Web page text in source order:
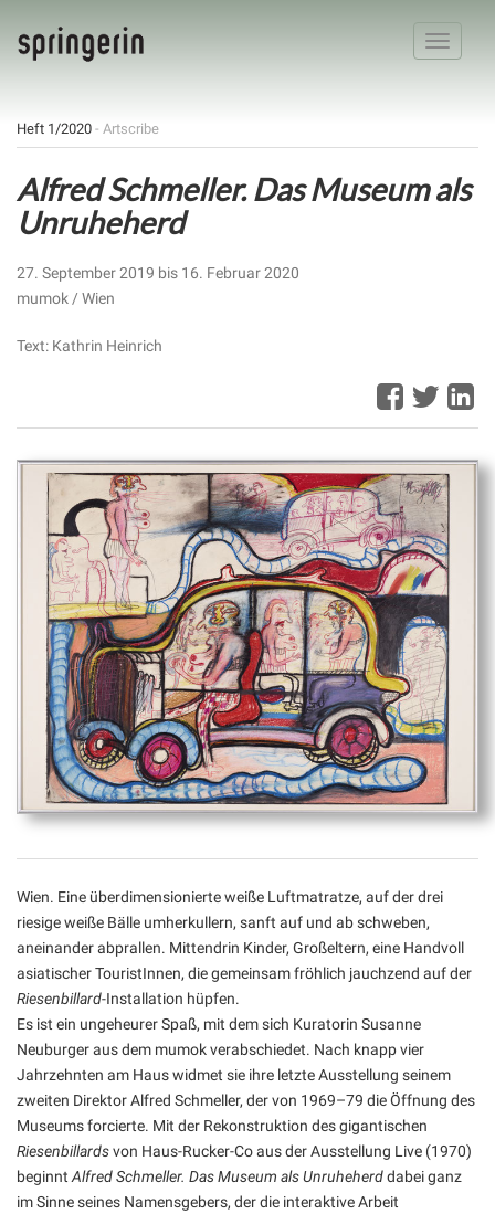
Toggle
Heft 1/2020 - Artscribe
Alfred Schmeller. Das Museum als
Unruheherd
27. September 2019 bis 16. Februar 2020
mumok / Wien
Text: Kathrin Heinrich
Wien. Eine überdimensionierte weiße Luftmatratze, auf der drei
riesige weiße Bälle umherkullern, sanft auf und ab schweben,
aneinander abprallen. Mittendrin Kinder, Großeltern, eine Handvoll
asiatischer TouristInnen, die gemeinsam fröhlich jauchzend auf der
Riesenbillard-Installation hüpfen.
Es ist ein ungeheurer Spaß, mit dem sich Kuratorin Susanne
Neuburger aus dem mumok verabschiedet. Nach knapp vier
Jahrzehnten am Haus widmet sie ihre letzte Ausstellung seinem
zweiten Direktor Alfred Schmeller, der von 1969–79 die Öffnung des
Museums forcierte. Mit der Rekonstruktion des gigantischen
Riesenbillardsvon Haus-Rucker-Co aus der Ausstellung Live (1970)
beginnt Alfred Schmeller. Das Museum als Unruheherddabei ganz
im Sinne seines Namensgebers, der die interaktive Arbeit